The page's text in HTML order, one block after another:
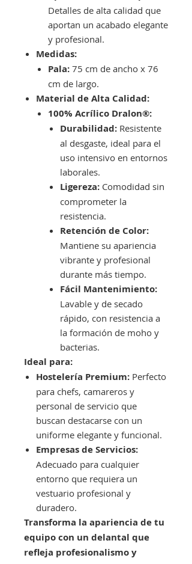
Detalles de alta calidad que
aportan un acabado elegante
y profesional.
Medidas:
Pala: 75 cm de ancho x 76
cm de largo.
Material de Alta Calidad:
100% Acrílico Dralon®:
Durabilidad: Resistente
al desgaste, ideal para el
uso intensivo en entornos
laborales.
Ligereza: Comodidad sin
comprometer la
resistencia.
Retención de Color:
Mantiene su apariencia
vibrante y profesional
durante más tiempo.
Fácil Mantenimiento:
Lavable y de secado
rápido, con resistencia a
la formación de moho y
bacterias.
Ideal para:
Hostelería Premium: Perfecto
para chefs, camareros y
personal de servicio que
buscan destacarse con un
uniforme elegante y funcional.
Empresas de Servicios:
Adecuado para cualquier
entorno que requiera un
vestuario profesional y
duradero.
Transforma la apariencia de tu
equipo con un delantal que
refleja profesionalismo y